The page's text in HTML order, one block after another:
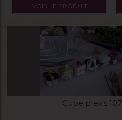
VOIR LE PRODUIT
Cube plexis 107